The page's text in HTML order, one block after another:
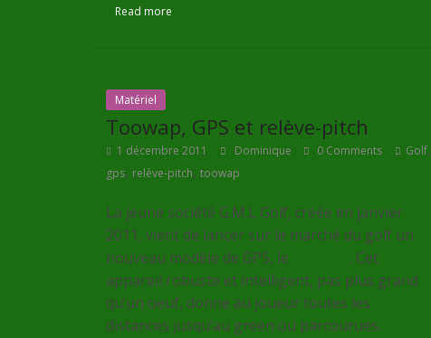
Read more
Matériel
Toowap, GPS et relève-pitch
1 décembre 2011 Dominique 0 Comments Golf,
gps, relève-pitch, toowap
La jeune société G.M.L Golf, créée en janvier
2011, vient de lancer sur le marché du golf un
nouveau modèle de GPS, le
. Cet
appareil robuste et intelligent, pas plus grand
qu’un oeuf, donne au joueur toutes les
distances jusqu’au green ou parcourues.